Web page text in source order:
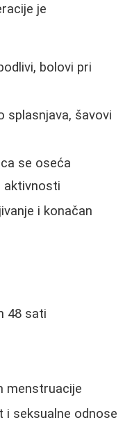
je
bolovi pri
splasnjava, šavovi
se oseća
aktivnosti
i konačan
48 sati
menstruacije
i seksualne odnose